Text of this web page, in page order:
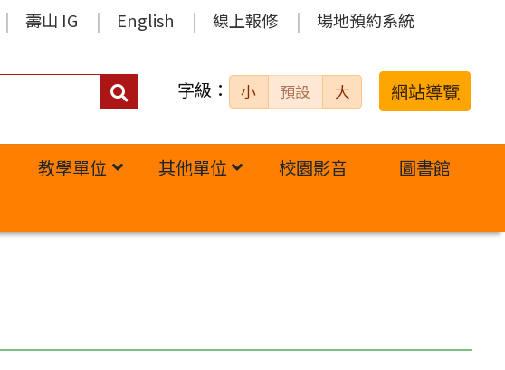
壽山 IG English 線上報修 場地預約系統
搜
字級： 小 預設 大 網站導覽
教學單位 其他單位 校園影音
圖書館